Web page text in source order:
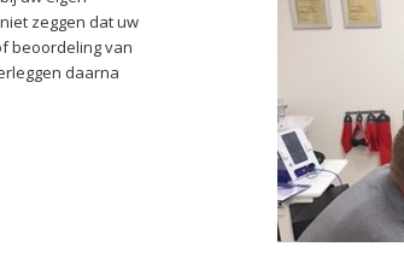
zeggen dat uw
beoordeling van
daarna